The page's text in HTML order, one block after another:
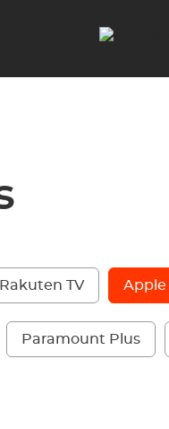
Rakuten TV Apple
Paramount Plus